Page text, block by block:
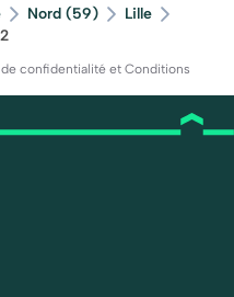
Nord (59)
Lille
confidentialité et Conditions